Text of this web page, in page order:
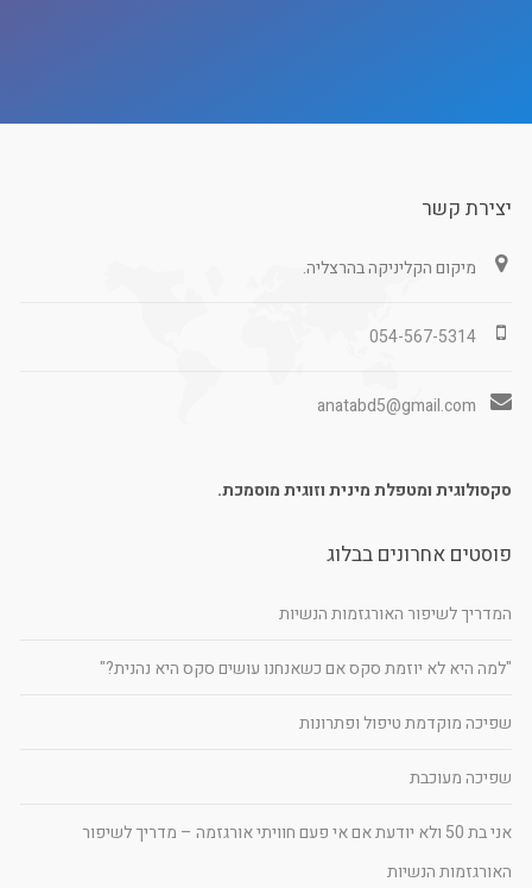
יצירת קשר
מיקום הקליניקה בהרצליה.
054-567-5314
anatabd5@gmail.com
סקסולוגית ומטפלת מינית וזוגית מוסמכת.
פוסטים אחרונים בבלוג
המדריך לשיפור האורגזמות הנשיות
"למה היא לא יוזמת סקס אם כשאנחנו עושים סקס היא נהנית?"
שפיכה מוקדמת טיפול ופתרונות
שפיכה מעוכבת
אני בת 50 ולא יודעת אם אי פעם חוויתי אורגזמה – מדריך לשיפור
האורגזמות הנשיות